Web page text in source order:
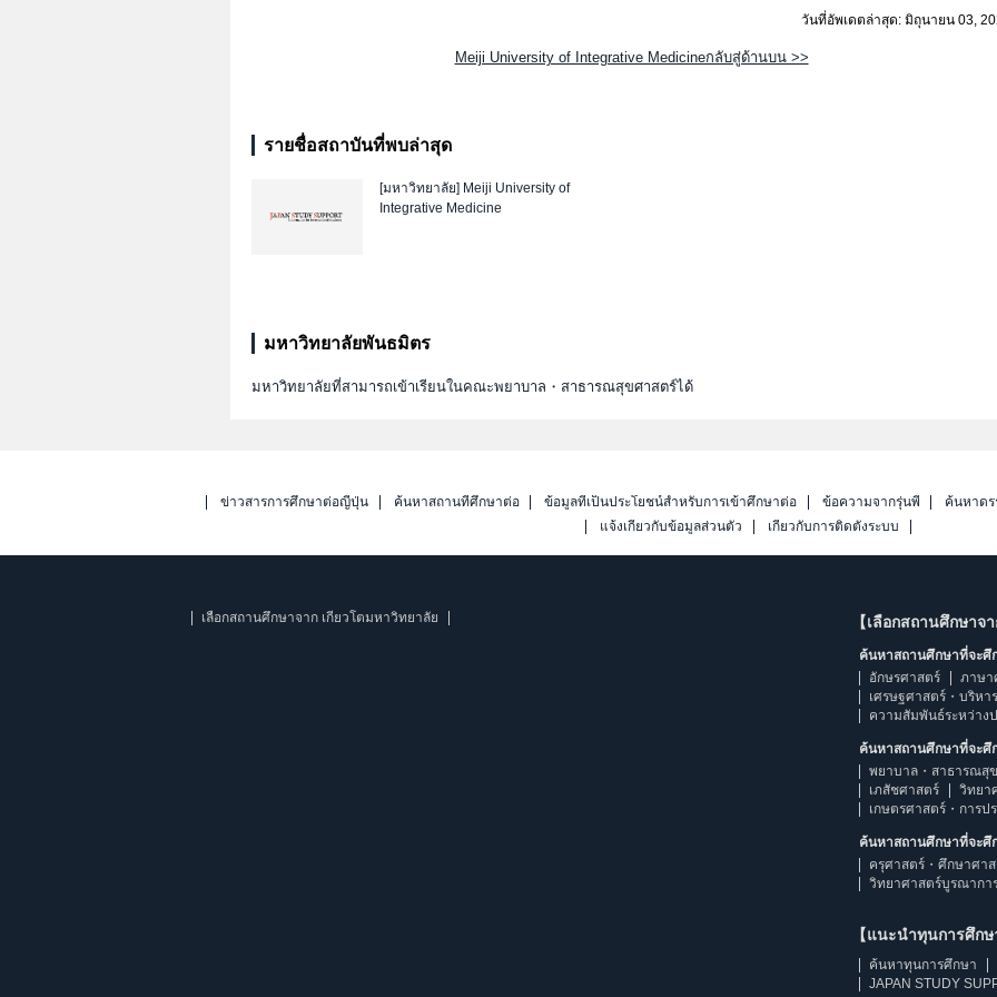
วันที่อัพเดตล่าสุด: มิถุนายน 03,
Meiji University of Integrative Medicineกลับสู่ด้านบน >>
รายชื่อสถาบันที่พบล่าสุด
[มหาวิทยาลัย] Meiji University of
Integrative Medicine
มหาวิทยาลัยพันธมิตร
มหาวิทยาลัยที่สามารถเข้าเรียนในคณะพยาบาล・สาธารณสุขศาสตร์ได้
ข่าวสารการศึกษาต่อญี่ปุ่น ค้นหาสถานที่ศึกษาต่อ ข้อมูลที่เป็นประโยชน์สำหรับการเข้าศึกษาต่อ ข้อความจากรุ่นพี่
ค้นหาด
แจ้งเกี่ยวกับข้อมูลส่วนตัว
เกี่ยวกับการติดตั้งระบบ
เลือกสถานศึกษาจาก เกียวโตมหาวิทยาลัย 【เลือกสถานศึกษาจ
ค้นหาสถานศึกษาที่จะศึ
อักษรศาสตร์
ภาษา
เศรษฐศาสตร์・บริห
ความสัมพันธ์ระหว่าง
ค้นหาสถานศึกษาที่จะศึ
พยาบาล・สาธารณสุ
เภสัชศาสตร์
วิทยา
เกษตรศาสตร์・การป
ค้นหาสถานศึกษาที่จะศึ
ครุศาสตร์・ศึกษาศา
วิทยาศาสตร์บูรณากา
【แนะนำทุนการศึกษ
ค้นหาทุนการศึกษา
JAPAN STUDY